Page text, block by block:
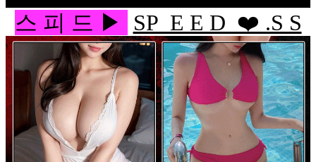
스 피 드 ▶ SP E E D ❤️ .S S